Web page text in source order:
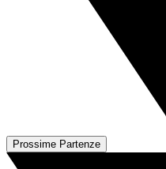
Prossime Partenze